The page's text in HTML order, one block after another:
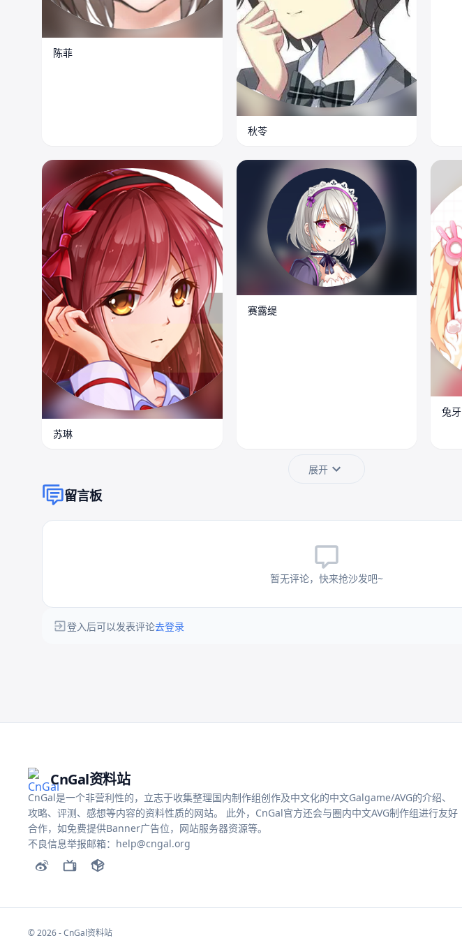
陈菲
秋苓
苏琳
赛露缇
兔牙
展开
留言板
暂无评论，快来抢沙发吧~
登入后可以发表评论去登录
CnGal资料站
CnGal是一个非营利性的，立志于收集整理国内制作组创作及中文化的中文Galgame/AVG的介绍、
攻略、评测、感想等内容的资料性质的网站。 此外，CnGal官方还会与圈内中文AVG制作组进行友好
合作，如免费提供Banner广告位，网站服务器资源等。
不良信息举报邮箱：help@cngal.org
© 2026 - CnGal资料站